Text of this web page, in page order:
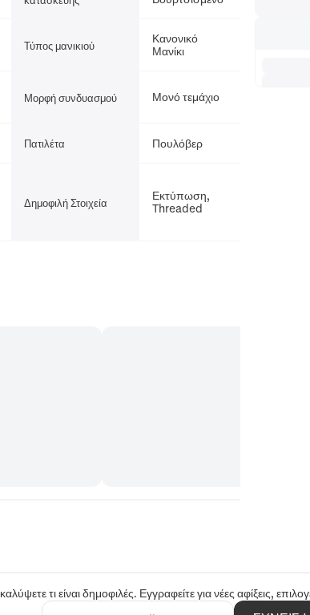
Τύπος μανικιού
Κανονικό
Μανίκι
Μορφή συνδυασμού Μονό τεμάχιο
Πατιλέτα Πουλόβερ
Δημοφιλή Στοιχεία
Εκτύπωση,
Threaded
τι είναι δημοφιλές. Εγγραφείτε για νέες αφίξεις,